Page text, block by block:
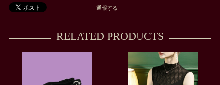
通報する
RELATED PRODUCTS